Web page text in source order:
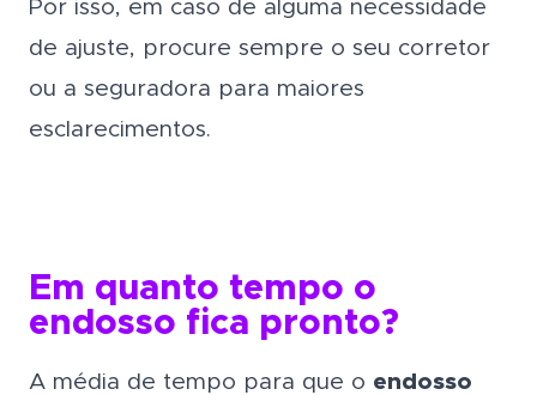
Por isso, em caso de alguma necessidade
de ajuste, procure sempre o seu corretor
ou a seguradora para maiores
esclarecimentos.
Em quanto tempo o
endosso fica pronto?
A média de tempo para que o endosso